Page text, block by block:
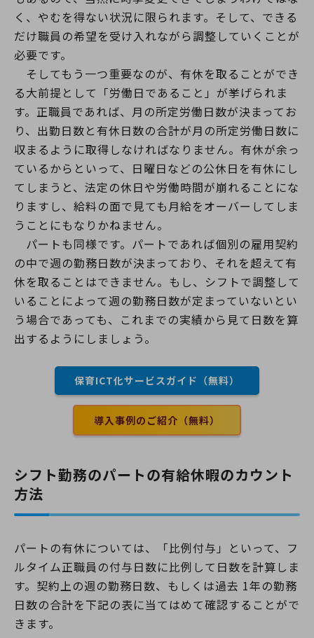
く、やむを得ない状況に限られます。そして、できる
だけ職員の希望を受け入れながら調整していくことが
必要です。
そしてもう一つ重要なのが、有休を取ることができ
る大前提として「労働日であること」が挙げられま
す。正職員であれば、月の所定労働日数が決まってお
り、出勤日数と有休日数の合計が月の所定労働日数に
収まるように取得しなければなりません。有休が余っ
ているからといって、日曜日などの公休日を有休にし
てしまうと、法定の休日や労働時間が崩れることにな
りますし、給料の面で見ても月給をオーバーしてしま
うことにもなりかねません。
パートも同様です。パートであれば個別の雇用契約
の中で週の勤務日数が決まっており、それを超えて有
休を取ることはできません。もし、シフトで調整して
いることによって週の勤務日数が定まっていないとい
う場合であっても、これまでの実績から見て日数を算
出するようにしましょう。
保育ICT化サービスガイド（無料）
導入事例のご紹介（無料）
シフト勤務のパートの有給休暇のカウント
方法
パートの有休については、「比例付与」といって、フ
ルタイム正職員の付与日数に比例して日数を計算しま
す。契約上の週の勤務日数、もしくは過去 1年の勤務
日数の合計を下記の表に当てはめて確認することがで
きます。